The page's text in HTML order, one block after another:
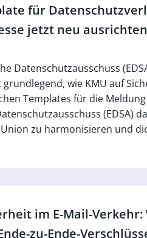
für
jetzt neu
Datenschutzausschuss
wie KMU auf
Templates für die
(EDSA)
zu harmonisieren und
im E-Mail-
zu-Ende-